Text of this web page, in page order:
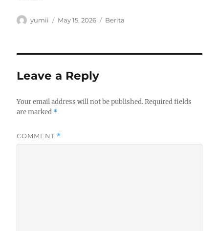
Author
yumii
Posted
May 15, 2026 Categories
Berita
Leave a Reply
Your email address will not be published. Required fields
are marked *
COMMENT *